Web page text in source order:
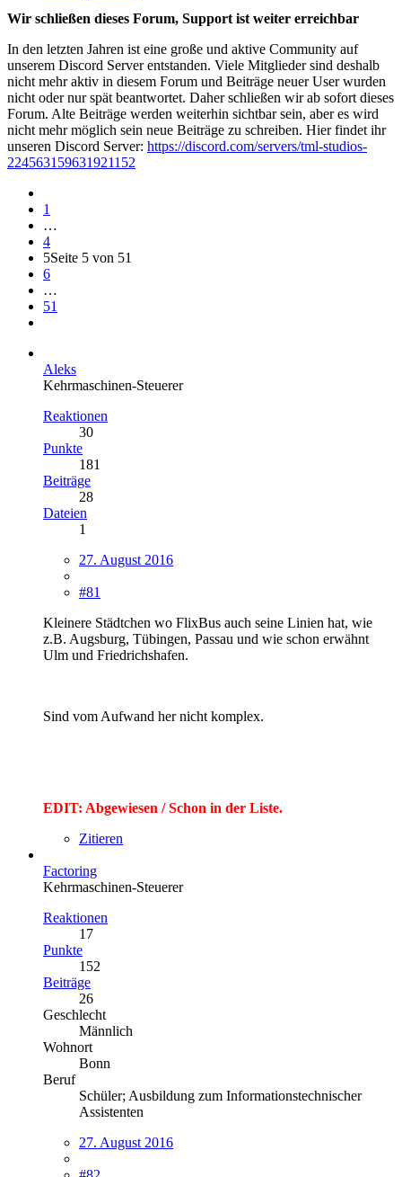
Wir schließen dieses Forum, Support ist weiter erreichbar
In den letzten Jahren ist eine große und aktive Community auf
unserem Discord Server entstanden. Viele Mitglieder sind deshalb
nicht mehr aktiv in diesem Forum und Beiträge neuer User wurden
nicht oder nur spät beantwortet. Daher schließen wir ab sofort dieses
Forum. Alte Beiträge werden weiterhin sichtbar sein, aber es wird
nicht mehr möglich sein neue Beiträge zu schreiben. Hier findet ihr
unseren Discord Server: https://discord.com/servers/tml-studios-
224563159631921152
1
…
4
5Seite 5 von 51
6
…
51
Aleks
Kehrmaschinen-Steuerer
Reaktionen
30
Punkte
181
Beiträge
28
Dateien
1
27. August 2016
#81
Kleinere Städtchen wo FlixBus auch seine Linien hat, wie
z.B. Augsburg, Tübingen, Passau und wie schon erwähnt
Ulm und Friedrichshafen.
Sind vom Aufwand her nicht komplex.
EDIT: Abgewiesen / Schon in der Liste.
Zitieren
Factoring
Kehrmaschinen-Steuerer
Reaktionen
17
Punkte
152
Beiträge
26
Geschlecht
Männlich
Wohnort
Bonn
Beruf
Schüler; Ausbildung zum Informationstechnischer
Assistenten
27. August 2016